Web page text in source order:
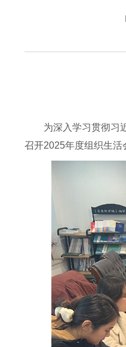
为深入学习贯彻习
召开2025年度组织生活